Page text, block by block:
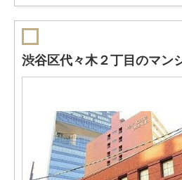
渋谷区代々木２丁目のマン